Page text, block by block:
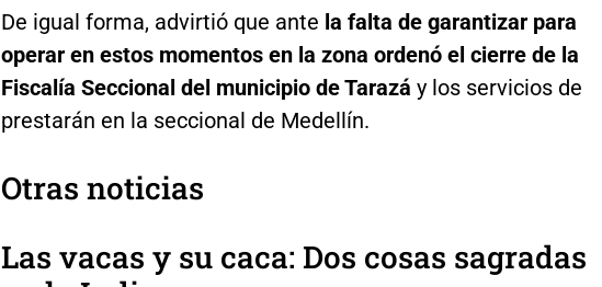
De igual forma, advirtió que ante la falta de garantizar para
operar en estos momentos en la zona ordenó el cierre de la
Fiscalía Seccional del municipio de Tarazá y los servicios de
prestarán en la seccional de Medellín.
Otras noticias
Las vacas y su caca: Dos cosas sagradas